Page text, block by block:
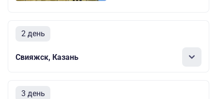
2 день
Свияжск, Казань
3 день